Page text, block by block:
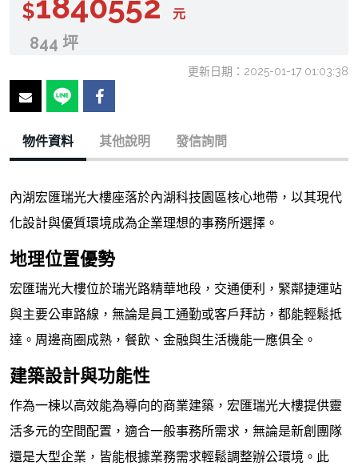
$ 元
844 坪
更新日期：2025-01-17 01:03:38
物件資料 其他說明 發信詢問
內湖宏匯瑞光大樓座落於內湖科技園區核心地帶，以其現代
化設計與優質環境成為企業理想的事務所選擇。
地理位置優勢
宏匯瑞光大樓位於瑞光路精華地段，交通便利，緊鄰捷運站
與主要公車路線，無論是員工通勤或客戶拜訪，都能輕鬆抵
達。周邊商圈成熟，餐飲、金融與生活機能一應俱全。
建築設計與功能性
作為一棟以高效能為導向的商業建築，宏匯瑞光大樓提供靈
活多元的空間配置，適合一般事務所需求，無論是新創團隊
還是大型企業，皆能根據業務需求輕鬆調整辦公環境。此